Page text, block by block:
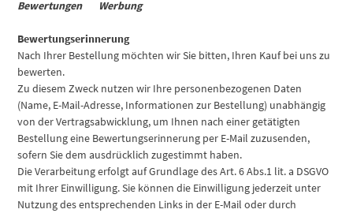
Bewertungen Werbung
Bewertungserinnerung
Nach Ihrer Bestellung möchten wir Sie bitten, Ihren Kauf bei uns zu
bewerten.
Zu diesem Zweck nutzen wir Ihre personenbezogenen Daten
(Name, E-Mail-Adresse, Informationen zur Bestellung) unabhängig
von der Vertragsabwicklung, um Ihnen nach einer getätigten
Bestellung eine Bewertungserinnerung per E-Mail zuzusenden,
sofern Sie dem ausdrücklich zugestimmt haben.
Die Verarbeitung erfolgt auf Grundlage des Art. 6 Abs.1 lit. a DSGVO
mit Ihrer Einwilligung. Sie können die Einwilligung jederzeit unter
Nutzung des entsprechenden Links in der E-Mail oder durch